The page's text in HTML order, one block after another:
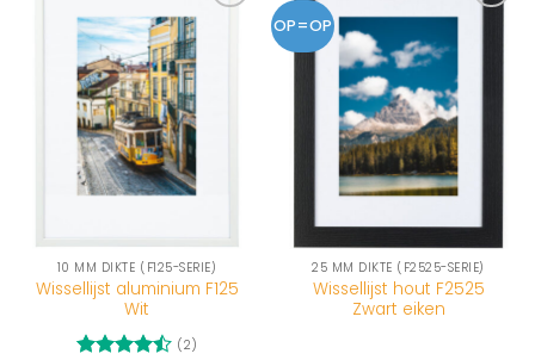
10 MM DIKTE (F125-SERIE)
Wissellijst aluminium F125
Wit
(2)
OP=OP
25 MM DIKTE (F2525-SERIE)
Wissellijst hout F2525
Zwart eiken